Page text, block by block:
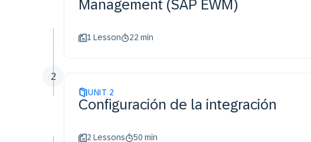
Management (SAP EWM)
1 Lesson 22 min
UNIT 2
Configuración de la integración
2 Lessons 50 min
2